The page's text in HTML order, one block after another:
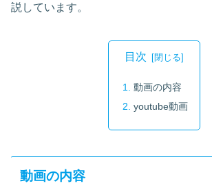
説しています。
目次
動画の内容
youtube動画
動画の内容